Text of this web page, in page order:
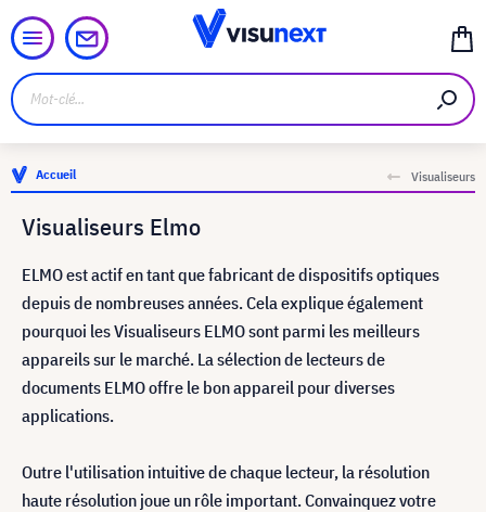
Accueil Visualiseurs
Visualiseurs Elmo
ELMO est actif en tant que fabricant de dispositifs optiques
depuis de nombreuses années. Cela explique également
pourquoi les Visualiseurs ELMO sont parmi les meilleurs
appareils sur le marché. La sélection de lecteurs de
documents ELMO offre le bon appareil pour diverses
applications.
Outre l'utilisation intuitive de chaque lecteur, la résolution
haute résolution joue un rôle important. Convainquez votre